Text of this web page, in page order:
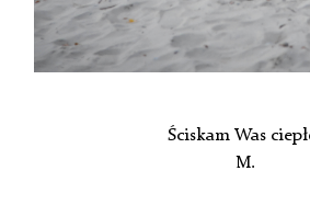
Ściskam Was
M.